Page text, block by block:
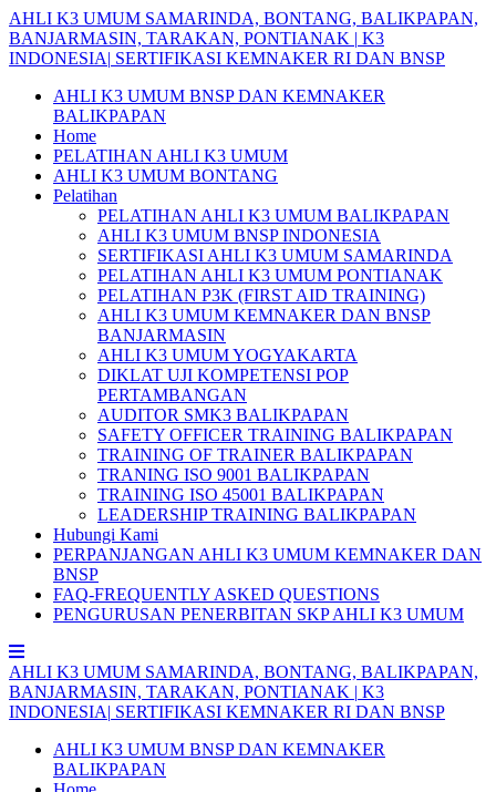
Skip
to
content
AHLI K3 UMUM SAMARINDA, BONTANG, BALIKPAPAN,
BANJARMASIN, TARAKAN, PONTIANAK | K3
INDONESIA| SERTIFIKASI KEMNAKER RI DAN BNSP
AHLI K3 UMUM BNSP DAN KEMNAKER
BALIKPAPAN
Home
PELATIHAN AHLI K3 UMUM
AHLI K3 UMUM BONTANG
Pelatihan
PELATIHAN AHLI K3 UMUM BALIKPAPAN
AHLI K3 UMUM BNSP INDONESIA
SERTIFIKASI AHLI K3 UMUM SAMARINDA
PELATIHAN AHLI K3 UMUM PONTIANAK
PELATIHAN P3K (FIRST AID TRAINING)
AHLI K3 UMUM KEMNAKER DAN BNSP
BANJARMASIN
AHLI K3 UMUM YOGYAKARTA
DIKLAT UJI KOMPETENSI POP
PERTAMBANGAN
AUDITOR SMK3 BALIKPAPAN
SAFETY OFFICER TRAINING BALIKPAPAN
TRAINING OF TRAINER BALIKPAPAN
TRANING ISO 9001 BALIKPAPAN
TRAINING ISO 45001 BALIKPAPAN
LEADERSHIP TRAINING BALIKPAPAN
Hubungi Kami
PERPANJANGAN AHLI K3 UMUM KEMNAKER DAN
BNSP
FAQ-FREQUENTLY ASKED QUESTIONS
PENGURUSAN PENERBITAN SKP AHLI K3 UMUM
AHLI K3 UMUM SAMARINDA, BONTANG, BALIKPAPAN,
BANJARMASIN, TARAKAN, PONTIANAK | K3
INDONESIA| SERTIFIKASI KEMNAKER RI DAN BNSP
AHLI K3 UMUM BNSP DAN KEMNAKER
BALIKPAPAN